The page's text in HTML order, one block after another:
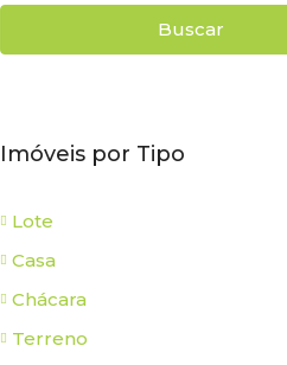
Buscar
Imóveis por Tipo
Lote
Casa
Chácara
Terreno